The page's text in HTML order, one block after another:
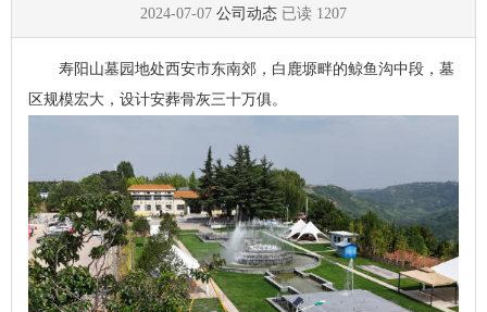
2024-07-07 公司动态 已读 1207
寿阳山墓园地处西安市东南郊，白鹿塬畔的鲸鱼沟中段，墓
区规模宏大，设计安葬骨灰三十万俱。